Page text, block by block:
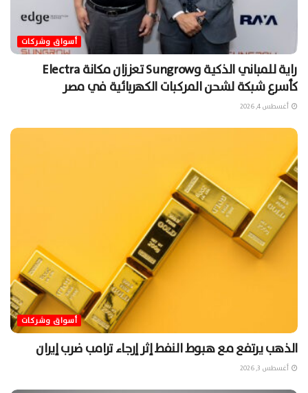
أسواق وشركات
راية للمباني الذكية وSungrow تعززان مكانة Electra
كأسرع شبكة لشحن المركبات الكهربائية في مصر
أغسطس 4, 2026
أسواق وشركات
الذهب يرتفع مع هبوط النفط إثر إرجاء ترامب ضرب إيران
أغسطس 3, 2026